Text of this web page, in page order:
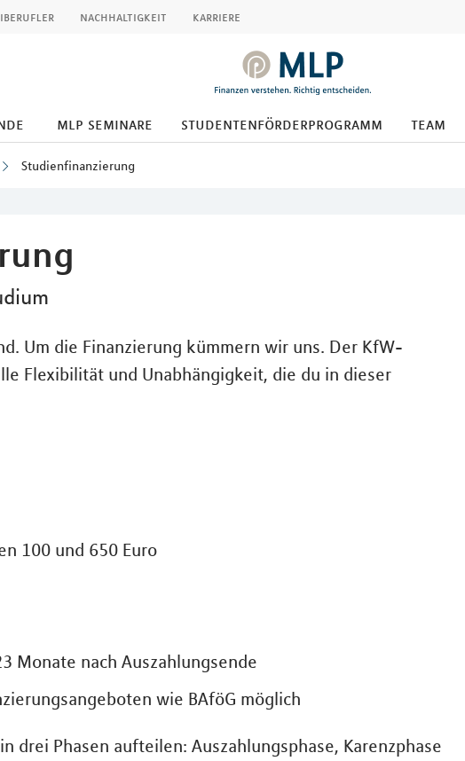
nachhaltigkeit karriere
mlp seminare studentenförderprogramm team
Studienfinanzierung
Um die Finanzierung kümmern wir uns. Der KfW-
Flexibilität und Unabhängigkeit, die du in dieser
100 und 650 Euro
Monate nach Auszahlungsende
wie BAföG möglich
drei Phasen aufteilen: Auszahlungsphase, Karenzphase